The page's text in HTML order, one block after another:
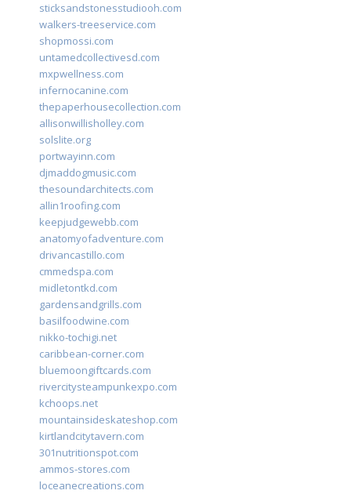
sticksandstonesstudiooh.com
walkers-treeservice.com
shopmossi.com
untamedcollectivesd.com
mxpwellness.com
infernocanine.com
thepaperhousecollection.com
allisonwillisholley.com
solslite.org
portwayinn.com
djmaddogmusic.com
thesoundarchitects.com
allin1roofing.com
keepjudgewebb.com
anatomyofadventure.com
drivancastillo.com
cmmedspa.com
midletontkd.com
gardensandgrills.com
basilfoodwine.com
nikko-tochigi.net
caribbean-corner.com
bluemoongiftcards.com
rivercitysteampunkexpo.com
kchoops.net
mountainsideskateshop.com
kirtlandcitytavern.com
301nutritionspot.com
ammos-stores.com
loceanecreations.com